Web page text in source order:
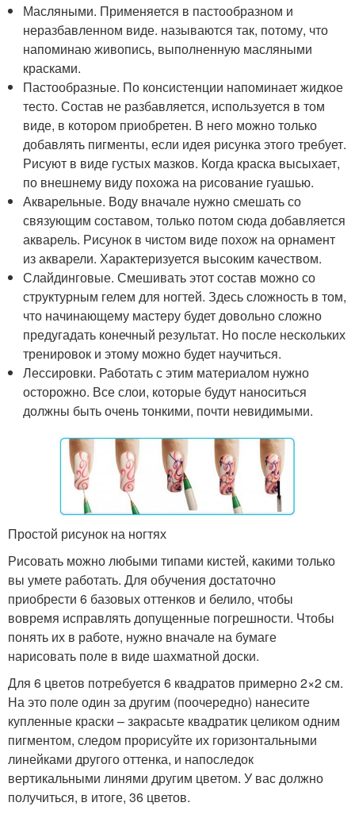
Масляными. Применяется в пастообразном и
неразбавленном виде. называются так, потому, что
напоминаю живопись, выполненную масляными
красками.
Пастообразные. По консистенции напоминает жидкое
тесто. Состав не разбавляется, используется в том
виде, в котором приобретен. В него можно только
добавлять пигменты, если идея рисунка этого требует.
Рисуют в виде густых мазков. Когда краска высыхает,
по внешнему виду похожа на рисование гуашью.
Акварельные. Воду вначале нужно смешать со
связующим составом, только потом сюда добавляется
акварель. Рисунок в чистом виде похож на орнамент
из акварели. Характеризуется высоким качеством.
Слайдинговые. Смешивать этот состав можно со
структурным гелем для ногтей. Здесь сложность в том,
что начинающему мастеру будет довольно сложно
предугадать конечный результат. Но после нескольких
тренировок и этому можно будет научиться.
Лессировки. Работать с этим материалом нужно
осторожно. Все слои, которые будут наноситься
должны быть очень тонкими, почти невидимыми.
Простой рисунок на ногтях
Рисовать можно любыми типами кистей, какими только
вы умете работать. Для обучения достаточно
приобрести 6 базовых оттенков и белило, чтобы
вовремя исправлять допущенные погрешности. Чтобы
понять их в работе, нужно вначале на бумаге
нарисовать поле в виде шахматной доски.
Для 6 цветов потребуется 6 квадратов примерно 2×2 см.
На это поле один за другим (поочередно) нанесите
купленные краски – закрасьте квадратик целиком одним
пигментом, следом прорисуйте их горизонтальными
линейками другого оттенка, и напоследок
вертикальными линями другим цветом. У вас должно
получиться, в итоге, 36 цветов.